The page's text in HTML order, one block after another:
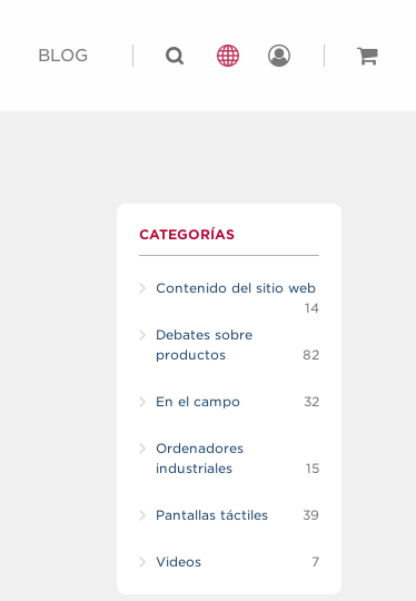
BLOG
CATEGORÍAS
Contenido del sitio web
14
Debates sobre
productos
82
En el campo 32
Ordenadores
industriales
15
Pantallas táctiles 39
Videos 7